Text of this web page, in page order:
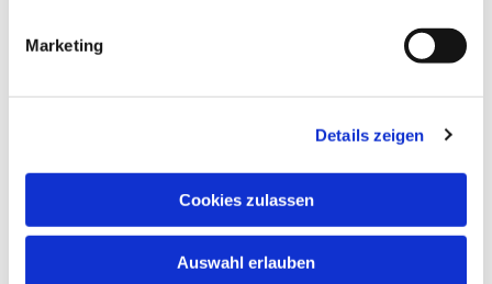
Marketing
Details zeigen
Cookies zulassen
Auswahl erlauben